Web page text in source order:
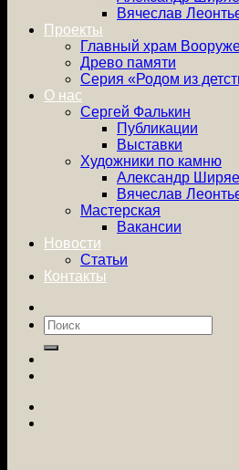
Вячеслав
Проекты
Главный храм
Древо памяти
Серия «Родом из
О нас
Сергей Фалькин
Публикации
Выставки
Художники по камню
Александр
Вячеслав
Мастерская
Вакансии
Новости
Статьи
Контакты
Искать: